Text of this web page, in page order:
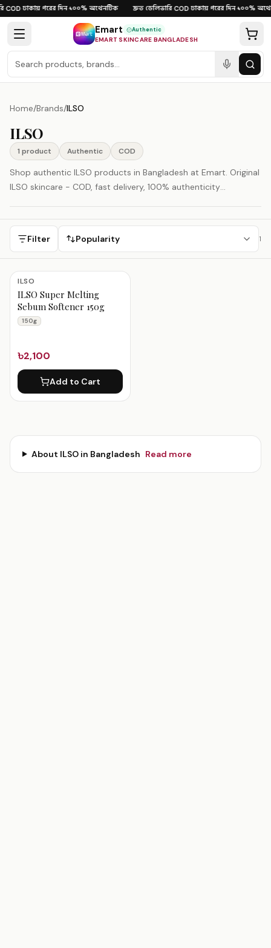
Skip to content
·COD·ঢাকায় পরের দিন·১০০% অথেনটিক দ্রুত ডেলিভারি·COD·ঢাকায় পরের দিন·১০০%
Emart Authentic
EMART SKINCARE BANGLADESH
Home/Brands/ILSO
ILSO
1 product Authentic COD
Shop authentic ILSO products in Bangladesh at Emart. Original
ILSO skincare - COD, fast delivery, 100% authenticity
Filter Popularity 1
ILSO Products
ILSO
ILSO Super Melting
Sebum Softener 150g
150g
৳2,100
Add to Cart
About ILSOin Bangladesh Read more